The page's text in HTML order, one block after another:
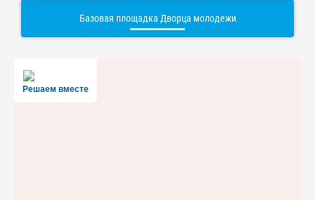
Базовая площадка Дворца молодежи
Решаем вместе